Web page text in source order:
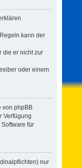
kann der
die er nicht zur
oder einem
von phpBB
Verfügung
für
nur